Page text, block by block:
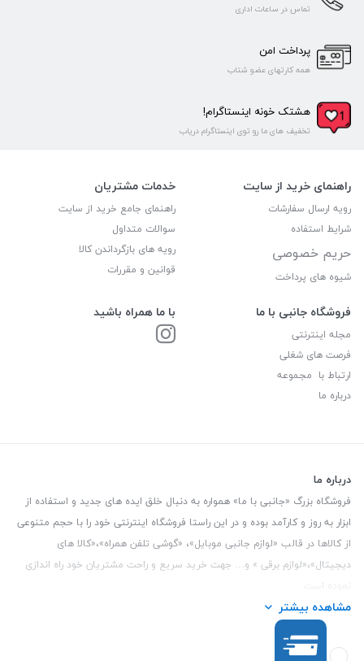
تماس در ساعات اداری
پرداخت امن
همه کارتهای عضو شتاب
هشتک خونه اینستاگرام!
تخفیف های ما رو توی اینستاگرام دریاب
راهنمای خرید از سایت
رویه ارسال سفارشات
شرایط استفاده
حریم خصوصی
شیوه های پرداخت
خدمات مشتریان
راهنمای جامع خرید از سایت
سوالات متداول
رویه های بازگرداندن کالا
قوانین و مقررات
فروشگاه جانبی با ما
مجله اینترنتی
فرصت های شغلی
ارتباط با مجموعه
درباره ما
با ما همراه باشید
درباره ما
فروشگاه بزرگ «جانبی با ما» همواره به دنبال خلق ایده های جدید و استفاده از
ابزار به روز و کارآمد بوده و در این راستا فروشگاه اینترنتی خود را با حجم متنوعی
از کالاها در قالب «لوازم جانبی موبایل»، «گوشی تلفن همراه»،«کالا های
دیجیتال»،«لوازم برقی » و… جهت خرید سریع و راحت مشتریان خود راه اندازی
این فروشگاه تمام تلاش خود را نموده تا کالاهایی با کیفیت و با حداقل قیمت
عرضه نماید.
مشاهده بیشتر